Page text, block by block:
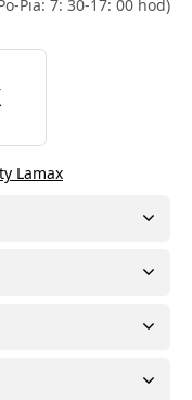
Pia: 7: 30-17: 00 hod)
Lamax